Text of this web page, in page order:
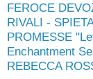
FEROCE
RIVALI -
PROMESSE
Enchantment
REBECCA